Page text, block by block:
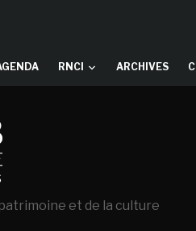
RNCI ARCHIVES
et de la culture